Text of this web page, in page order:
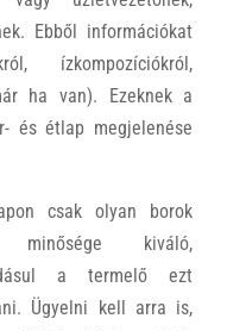
Ebből információkat
ízkompozíciókról,
ha van). Ezeknek a
és étlap megjelenése
csak olyan borok
minősége kiváló,
a termelő ezt
Ügyelni kell arra is,